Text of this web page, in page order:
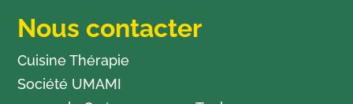
Nous contacter
Cuisine Thérapie
Société UMAMI